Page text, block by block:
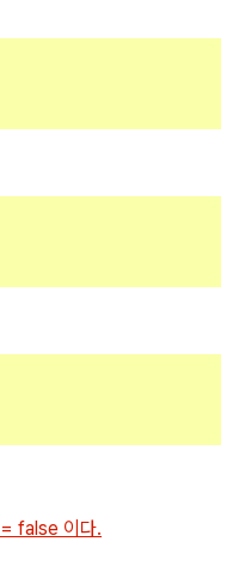
false 이다.